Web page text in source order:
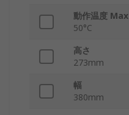
動作温度 Max
50°C
高さ
273mm
幅
380mm